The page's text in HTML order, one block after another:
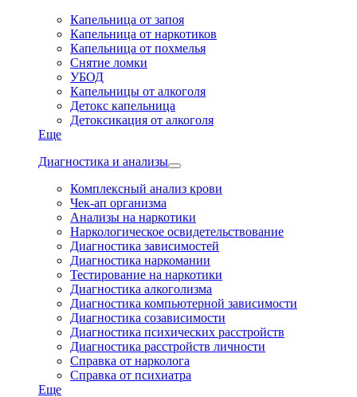
Капельница от запоя
Капельница от наркотиков
Капельница от похмелья
Снятие ломки
УБОД
Капельницы от алкоголя
Детокс капельница
Детоксикация от алкоголя
Еще
Диагностика и анализы
Комплексный анализ крови
Чек-ап организма
Анализы на наркотики
Наркологическое освидетельствование
Диагностика зависимостей
Диагностика наркомании
Тестирование на наркотики
Диагностика алкоголизма
Диагностика компьютерной зависимости
Диагностика созависимости
Диагностика психических расстройств
Диагностика расстройств личности
Справка от нарколога
Справка от психиатра
Еще